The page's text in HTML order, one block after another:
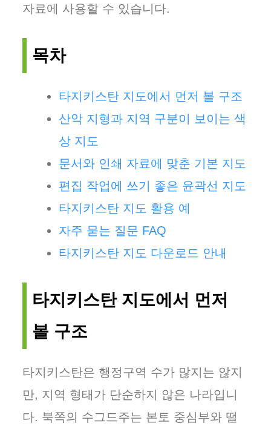
자료에 사용할 수 있습니다.
목차
타지키스탄 지도에서 먼저 볼 구조
산악 지형과 지역 구분이 보이는 색
상 지도
문서와 인쇄 자료에 맞춘 기본 지도
편집 작업에 쓰기 좋은 윤곽선 지도
타지키스탄 지도 활용 예
자주 묻는 질문 FAQ
타지키스탄 지도 다운로드 안내
타지키스탄 지도에서 먼저
볼 구조
타지키스탄은 행정구역 수가 많지는 않지
만, 지역 형태가 단순하지 않은 나라입니
다. 북쪽의 수그드주는 본토 중심부와 떨